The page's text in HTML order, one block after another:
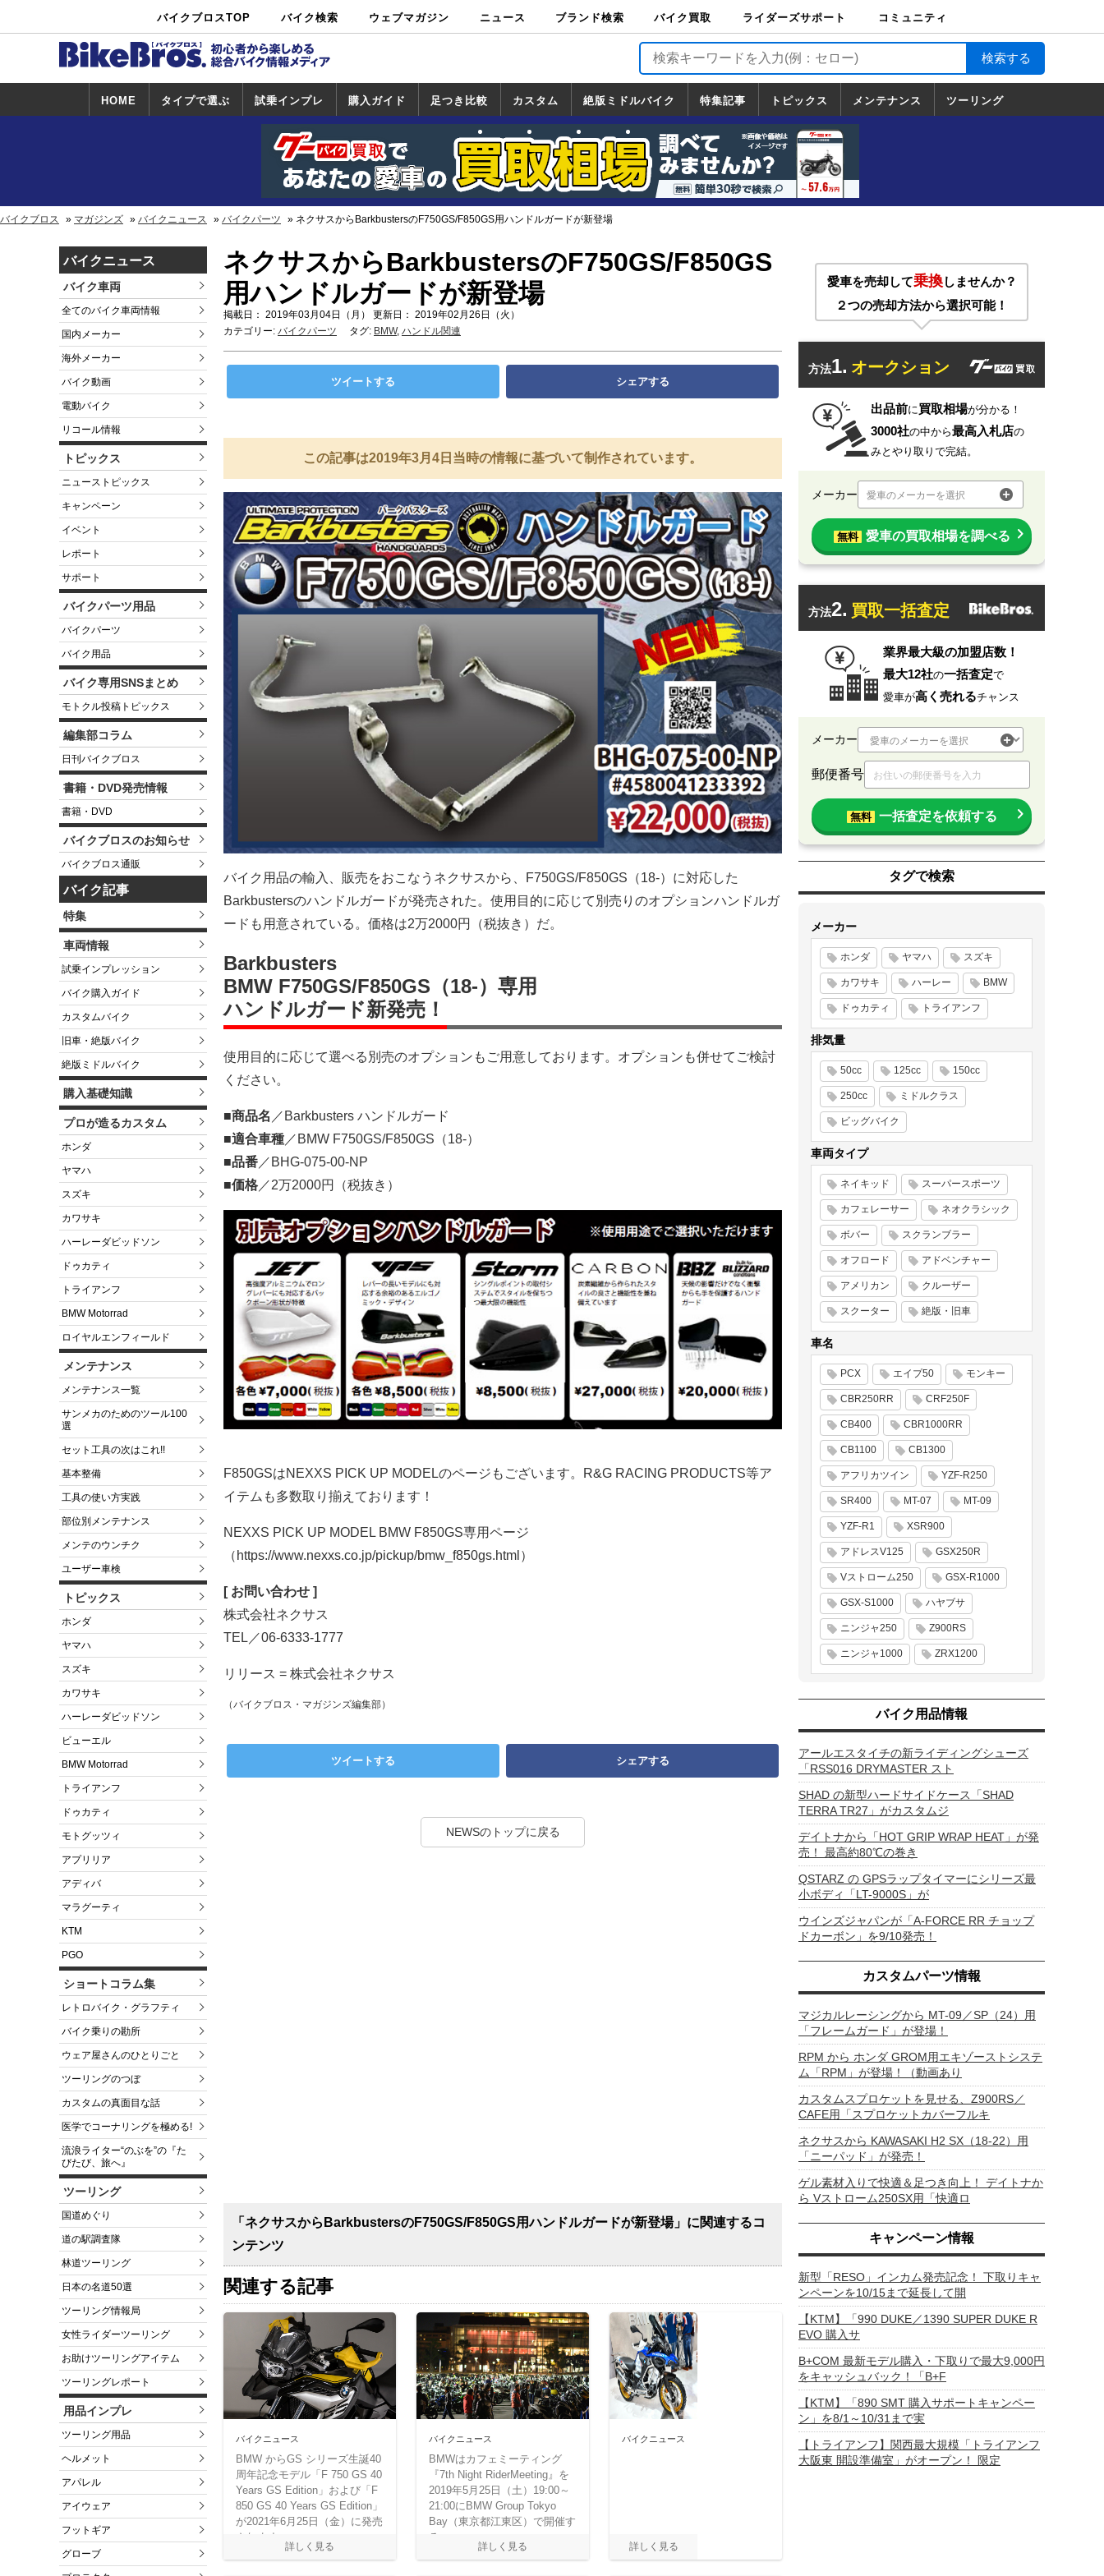
バイクブロスTOP バイク検索
中古バイ
ク・新車検
カタログ検
索
ショップ検
索
ウェブマガジン ニュース ブランド検索 バイク買取
バイク買取
ライダーズサポート
ライダーズサポート
TOP
バイク輸送
バイクガレージライ
フ
バイク車両保険
ロードサービス
バイク試乗
コミュニティ
HOME タイプで選ぶ 試乗インプレ
試乗インプレ
一覧
ホンダ
ヤマハ
スズキ
カワサキ
ハーレー
BMW
トライアンフ
ドゥカティ
購入ガイド
一覧
足つき比較 カスタム
カスタム
一覧
ホンダ
ヤマハ
スズキ
カワサキ
絶版ミドルバイク
絶版ミドルバイク
一覧
ホンダ
ヤマハ
スズキ
カワサキ
特集記事 トピックス
トピックス
一覧
ホンダ
ヤマハ
スズキ
カワサキ
ハーレーダ
ビッドソン
BMW
ドゥカティ
トライアン
フ
メンテナンス ツーリング
道の駅調査隊
ツーリング情報局
日本の道50選
国道めぐり
林道ツーリング
バイクブロス マガジンズ バイクニュース バイクパーツ ネクサスからBarkbustersのF750GS/F850GS用ハンドルガードが新登場
バイクニュース
バイク車両
全てのバイク車両情報
国内メーカー
海外メーカー
バイク動画
電動バイク
リコール情報
トピックス
ニューストピックス
キャンペーン
イベント
レポート
サポート
バイクパーツ用品
バイクパーツ
バイク用品
バイク専用SNSまとめ
モトクル投稿トピックス
編集部コラム
日刊バイクブロス
書籍・DVD発売情報
書籍・DVD
バイクブロスのお知らせ
バイクブロス通販
バイク記事
特集
車両情報
試乗インプレッション
バイク購入ガイド
カスタムバイク
旧車・絶版バイク
絶版ミドルバイク
購入基礎知識
プロが造るカスタム
ホンダ
ヤマハ
スズキ
カワサキ
ハーレーダビッドソン
ドゥカティ
トライアンフ
BMW Motorrad
ロイヤルエンフィールド
メンテナンス
メンテナンス一覧
サンメカのためのツール100
選
セット工具の次はこれ!!
基本整備
工具の使い方実践
部位別メンテナンス
メンテのウンチク
ユーザー車検
トピックス
ホンダ
ヤマハ
スズキ
カワサキ
ハーレーダビッドソン
ビューエル
BMW Motorrad
トライアンフ
ドゥカティ
モトグッツィ
アプリリア
アディバ
マラグーティ
KTM
PGO
ショートコラム集
レトロバイク・グラフティ
バイク乗りの勘所
ウェア屋さんのひとりごと
ツーリングのつぼ
カスタムの真面目な話
医学でコーナリングを極める!
流浪ライター“のぶを”の『た
びたび、旅へ』
ツーリング
国道めぐり
道の駅調査隊
林道ツーリング
日本の名道50選
ツーリング情報局
女性ライダーツーリング
お助けツーリングアイテム
ツーリングレポート
用品インプレ
ツーリング用品
ヘルメット
アパレル
アイウェア
フットギア
グローブ
ネクサスからBarkbustersのF750GS/F850GS
用ハンドルガードが新登場
掲載日： 2019年03月04日（月） 更新日： 2019年02月26日（火）
カテゴリー: バイクパーツ タグ: BMW, ハンドル関連
ツイートする シェアする
この記事は2019年3月4日当時の情報に基づいて制作されています。
バイク用品の輸入、販売をおこなうネクサスから、F750GS/F850GS（18-）に対応した
Barkbustersのハンドルガードが発売された。使用目的に応じて別売りのオプションハンドルガ
ードも用意されている。価格は2万2000円（税抜き）だ。
Barkbusters
BMW F750GS/F850GS（18-）専用
ハンドルガード新発売！
使用目的に応じて選べる別売のオプションもご用意しております。オプションも併せてご検討
ください。
■商品名 ／Barkbusters ハンドルガード
■適合車種 ／BMW F750GS/F850GS（18-）
■品番 ／BHG-075-00-NP
■価格 ／2万2000円（税抜き）
F850GSはNEXXS PICK UP MODELのページもございます。R&G RACING PRODUCTS等ア
イテムも多数取り揃えております！
NEXXS PICK UP MODEL BMW F850GS専用ページ
（https://www.nexxs.co.jp/pickup/bmw_f850gs.html）
[ お問い合わせ ]
株式会社ネクサス
TEL／06-6333-1777
リリース = 株式会社ネクサス
（バイクブロス・マガジンズ編集部）
ツイートする シェアする
NEWSのトップに戻る
「ネクサスからBarkbustersのF750GS/F850GS用ハンドルガードが新登場」に関連するコ
ンテンツ
関連する記事
バイクニュース
BMW からGS シリーズ生誕40
周年記念モデル「F 750 GS 40
Years GS Edition」および「F
850 GS 40 Years GS Edition」
が2021年6月25日（金）に発売
されます。
バイクニュース
BMWはカフェミーティング
『7th Night RiderMeeting』を
2019年5月25日（土）19:00～
21:00にBMW Group Tokyo
Bay（東京都江東区）で開催す
る。
バイクニュース
愛車を売却して乗換しませんか？
２つの売却方法から選択可能！
方法1. オークション
出品前に買取相場が分かる！
3000社の中から最高入札店の
みとやり取りで完結。
メーカー 愛車のメーカーを選択
無料 愛車の買取相場を調べる
方法2. 買取一括査定
業界最大級の加盟店数！
最大12社の一括査定で
愛車が高く売れるチャンス
メーカー
郵便番号
無料 一括査定を依頼する
タグで検索
メーカー
ホンダ ヤマハ スズキ
カワサキ ハーレー BMW
ドゥカティ トライアンフ
排気量
50cc 125cc 150cc
250cc ミドルクラス
ビッグバイク
車両タイプ
ネイキッド スーパースポーツ
カフェレーサー ネオクラシック
ボバー スクランブラー
オフロード アドベンチャー
アメリカン クルーザー
スクーター 絶版・旧車
車名
PCX エイプ50 モンキー
CBR250RR CRF250F
CB400 CBR1000RR
CB1100 CB1300
アフリカツイン YZF-R250
SR400 MT-07 MT-09
YZF-R1 XSR900
アドレスV125 GSX250R
Vストローム250 GSX-R1000
GSX-S1000 ハヤブサ
ニンジャ250 Z900RS
ニンジャ1000 ZRX1200
バイク用品情報
アールエスタイチの新ライディングシューズ
「RSS016 DRYMASTER スト
SHAD の新型ハードサイドケース「SHAD
TERRA TR27」がカスタムジ
デイトナから「HOT GRIP WRAP HEAT」が発
売！ 最高約80℃の巻き
QSTARZ の GPSラップタイマーにシリーズ最
小ボディ「LT-9000S」が
ウインズジャパンが「A-FORCE RR チョップ
ドカーボン」を9/10発売！
カスタムパーツ情報
マジカルレーシングから MT-09／SP（24）用
「フレームガード」が登場！
RPM から ホンダ GROM用エキゾーストシステ
ム「RPM」が登場！（動画あり
カスタムスプロケットを見せる、Z900RS／
CAFE用「スプロケットカバーフルキ
ネクサスから KAWASAKI H2 SX（18-22）用
「ニーパッド」が発売！
ゲル素材入りで快適＆足つき向上！ デイトナか
ら Vストローム250SX用「快適ロ
キャンペーン情報
新型「RESO」インカム発売記念！ 下取りキャ
ンペーンを10/15まで延長して開
【KTM】「990 DUKE／1390 SUPER DUKE R
EVO 購入サ
B+COM 最新モデル購入・下取りで最大9,000円
をキャッシュバック！「B+F
【KTM】「890 SMT 購入サポートキャンペー
ン」を8/1～10/31まで実
【トライアンフ】関西最大規模「トライアンフ
大阪東 開設準備室」がオープン！ 限定